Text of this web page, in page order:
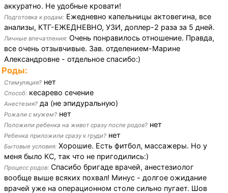
аккуратно. Не удобные кровати!
Подготовка к родам: Ежедневно капельницы актовегина, все
анализы, КТГ-ЕЖЕДНЕВНО, УЗИ, доплер-2 раза за 5 дней.
Личные впечатления: Очень понравилось отношение. Правда,
все очень отзывчивые. Зав. отделением-Марине
Александровне - отдельное спасибо:)
Роды:
Стимуляция? нет
Способ: кесарево сечение
Анестезия? да (не эпидуральную)
Рожали с мужем? нет
Положили ребенка на живот сразу после родов? нет
Ребенка приложили сразу к груди? нет
Бытовые условия: Хорошие. Есть фитбол, массажеры. Но у
меня было КС, так что не пригодились:)
Процесс родов: Спасибо бригаде врачей, анестезиолог
вообще выше всяких похвал! Минус - долгое ожидание
врачей уже на операционном столе сильно пугает. Шов